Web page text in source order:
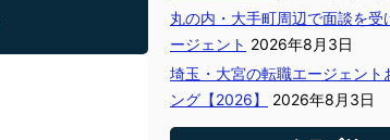
丸の内・大手町周辺で面談を受
ージェント 2026年8月3日
埼玉・大宮の転職エージェント
ング【2026】
2026年8月3日